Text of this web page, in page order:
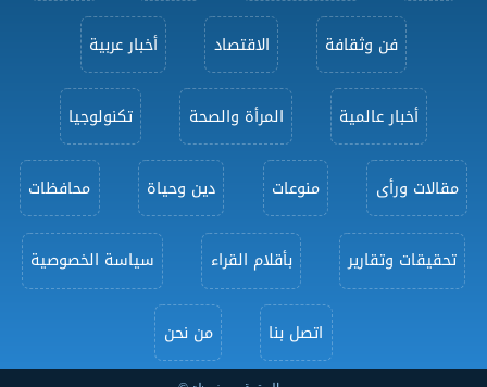
فن وثقافة الاقتصاد أخبار عربية
أخبار عالمية المرأة والصحة تكنولوجيا
مقالات ورأى منوعات دين وحياة محافظات
تحقيقات وتقارير بأقلام القراء سياسة الخصوصية
اتصل بنا من نحن